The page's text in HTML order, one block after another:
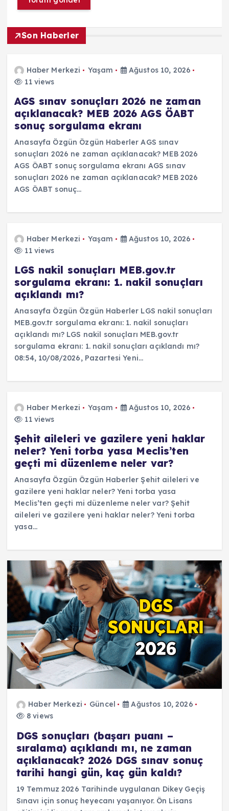
Son Haberler
Haber Merkezi Yaşam
Ağustos 10, 2026
11 views
AGS sınav sonuçları 2026 ne zaman
açıklanacak? MEB 2026 AGS ÖABT
sonuç sorgulama ekranı
Anasayfa Özgün Özgün Haberler AGS sınav
sonuçları 2026 ne zaman açıklanacak? MEB 2026
AGS ÖABT sonuç sorgulama ekranı AGS sınav
sonuçları 2026 ne zaman açıklanacak? MEB 2026
AGS ÖABT sonuç…
Haber Merkezi Yaşam
Ağustos 10, 2026
11 views
LGS nakil sonuçları MEB.gov.tr
sorgulama ekranı: 1. nakil sonuçları
açıklandı mı?
Anasayfa Özgün Özgün Haberler LGS nakil sonuçları
MEB.gov.tr sorgulama ekranı: 1. nakil sonuçları
açıklandı mı? LGS nakil sonuçları MEB.gov.tr
sorgulama ekranı: 1. nakil sonuçları açıklandı mı?
08:54, 10/08/2026, Pazartesi Yeni…
Haber Merkezi Yaşam
Ağustos 10, 2026
11 views
Şehit aileleri ve gazilere yeni haklar
neler? Yeni torba yasa Meclis’ten
geçti mi düzenleme neler var?
Anasayfa Özgün Özgün Haberler Şehit aileleri ve
gazilere yeni haklar neler? Yeni torba yasa
Meclis’ten geçti mi düzenleme neler var? Şehit
aileleri ve gazilere yeni haklar neler? Yeni torba
yasa…
Haber Merkezi Güncel
Ağustos 10, 2026
8 views
DGS sonuçları (başarı puanı –
sıralama) açıklandı mı, ne zaman
açıklanacak? 2026 DGS sınav sonuç
tarihi hangi gün, kaç gün kaldı?
19 Temmuz 2026 Tarihinde uygulanan Dikey Geçiş
Sınavı için sonuç heyecanı yaşanıyor. Ön Lisans